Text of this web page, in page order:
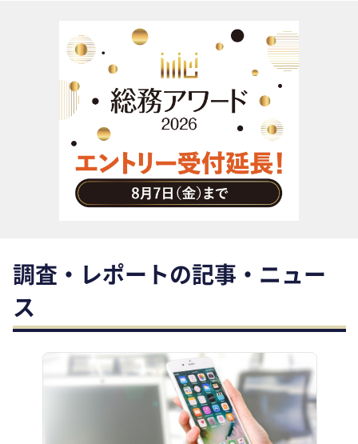
リスクマネジメント・BCP
社外・社内広報
社外・社内コミュニケーション活性化
FM・オフィス移転
CSR・SDGs
テクノロジー活用・DX
助成金・補助金・コスト削減
アウトソーシング・BPO
調査・レポート
調査・レポートの記事・ニュー
ス